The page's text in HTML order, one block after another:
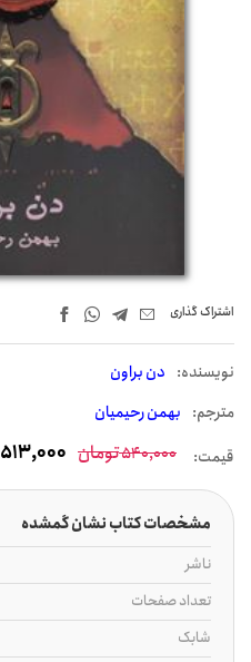
اشتراک‌ گذاری
نويسنده: دن براون
مترجم: بهمن رحیمیان
قیمت: 540,000تومان 513,000
مشخصات کتاب نشان گمشده
ناشر
تعداد صفحات
شابک